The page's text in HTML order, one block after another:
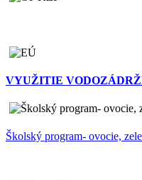
VYUŽITIE
Školský program- ovocie,